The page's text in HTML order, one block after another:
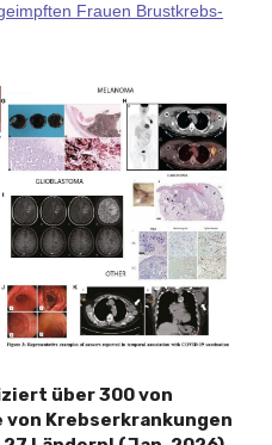
Frauen Brustkrebs-
über 300 von
Krebserkrankungen